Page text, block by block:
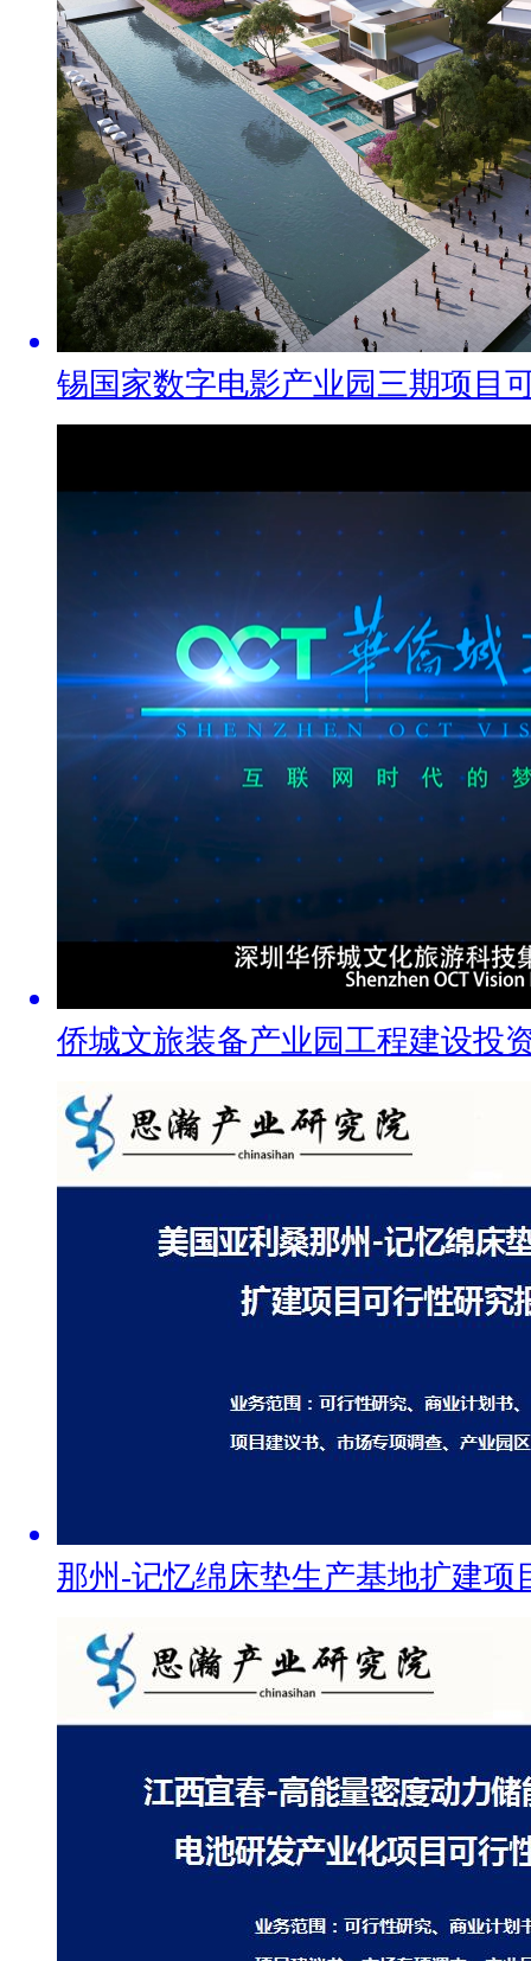
锡国家数字电影产业园三期项目
侨城文旅装备产业园工程建设投
那州-记忆绵床垫生产基地扩建项